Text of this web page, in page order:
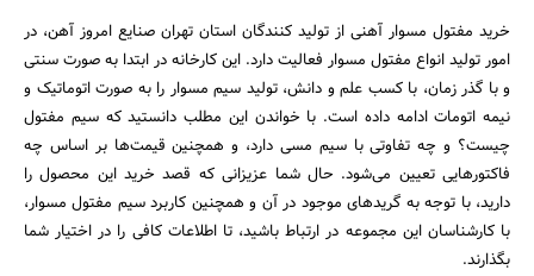
خرید مفتول مسوار آهنی از تولید کنندگان استان تهران صنایع امروز آهن، در
امور تولید انواع مفتول مسوار فعالیت دارد. این کارخانه در ابتدا به صورت سنتی
و با گذر زمان، با کسب علم و دانش، تولید سیم مسوار را به صورت اتوماتیک و
نیمه اتومات ادامه داده است. با خواندن این مطلب دانستید که سیم مفتول
چیست؟ و چه تفاوتی با سیم مسی دارد، و همچنین قیمت‌ها بر اساس چه
فاکتورهایی تعیین می‌شود. حال شما عزیزانی که قصد خرید این محصول را
دارید، با توجه به گریدهای موجود در آن و همچنین کاربرد سیم مفتول مسوار،
با کارشناسان این مجموعه در ارتباط باشید، تا اطلاعات کافی را در اختیار شما
بگذارند.